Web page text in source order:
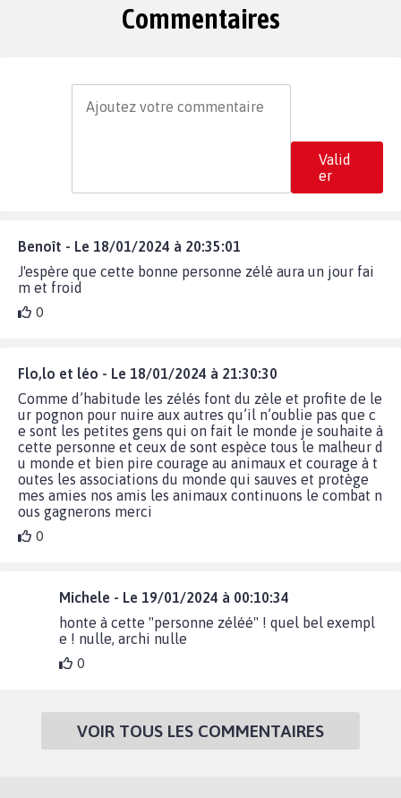
Commentaires
Valid
er
Benoît - Le 18/01/2024 à 20:35:01
J'espère que cette bonne personne zélé aura un jour fai
m et froid
0
Flo,lo et léo - Le 18/01/2024 à 21:30:30
Comme d’habitude les zélés font du zèle et profite de le
ur pognon pour nuire aux autres qu’il n’oublie pas que c
e sont les petites gens qui on fait le monde je souhaite à
cette personne et ceux de sont espèce tous le malheur d
u monde et bien pire courage au animaux et courage à t
outes les associations du monde qui sauves et protège
mes amies nos amis les animaux continuons le combat n
ous gagnerons merci
0
Michele - Le 19/01/2024 à 00:10:34
honte à cette "personne zéléé" ! quel bel exempl
e ! nulle, archi nulle
0
VOIR TOUS LES COMMENTAIRES